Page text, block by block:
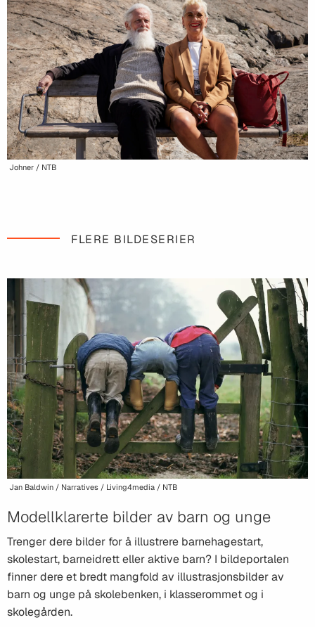
Johner / NTB
FLERE BILDESERIER
Jan Baldwin / Narratives / Living4media / NTB
Modellklarerte bilder av barn og unge
Trenger dere bilder for å illustrere barnehagestart,
skolestart, barneidrett eller aktive barn? I bildeportalen
finner dere et bredt mangfold av illustrasjonsbilder av
barn og unge på skolebenken, i klasserommet og i
skolegården.